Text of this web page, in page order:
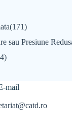
(171)
sau Presiune
mail